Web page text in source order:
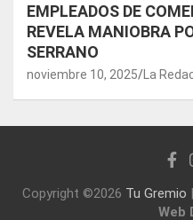
EMPLEADOS DE
REVELA MANIOBRA
SERRANO
noviembre 10, 2025 La
Copyright ©2026 Tu Gremio |
Web